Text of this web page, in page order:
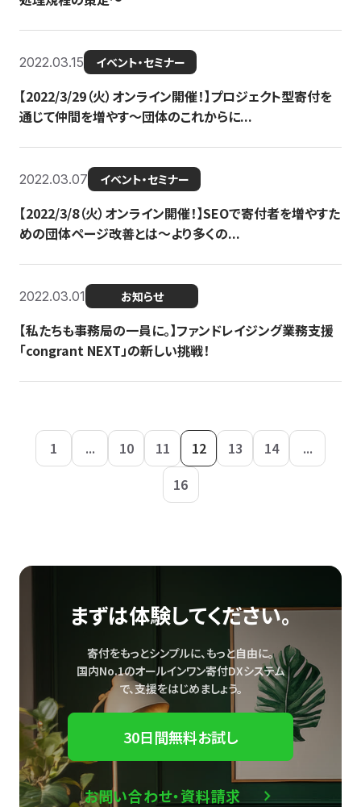
2022.03.15 イベント・セミナー
【2022/3/29（火）オンライン開催！】プロジェクト型寄付を
通じて仲間を増やす～団体のこれからに...
2022.03.07 イベント・セミナー
【2022/3/8（火）オンライン開催！】SEOで寄付者を増やすた
めの団体ページ改善とは～より多くの...
2022.03.01 お知らせ
【私たちも事務局の一員に。】ファンドレイジング業務支援
「congrant NEXT」の新しい挑戦！
1 ... 10 11 12 13 14
...
16
まずは体験してください。
寄付をもっとシンプルに、もっと自由に。
国内No.1のオールインワン寄付DXシステム
で、支援をはじめましょう。
30日間無料お試し
お問い合わせ・資料請求